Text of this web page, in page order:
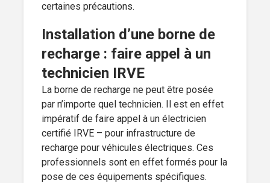
certaines précautions.
Installation d’une borne de
recharge : faire appel à un
technicien IRVE
La borne de recharge ne peut être posée
par n’importe quel technicien. Il est en effet
impératif de faire appel à un électricien
certifié IRVE – pour infrastructure de
recharge pour véhicules électriques. Ces
professionnels sont en effet formés pour la
pose de ces équipements spécifiques.